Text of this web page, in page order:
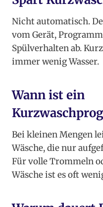
Nicht automatisch.
vom Gerät,
Spülverhalten ab.
immer wenig Wasser.
Wann ist ein
Bei kleinen Mengen
Wäsche, die nur
Für volle Trommeln
Wäsche ist es oft